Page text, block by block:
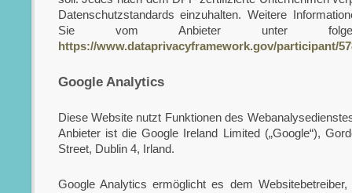
Datenschutzstandards einzuhalten. Weitere
Sie vom Anbieter unter
https://www.dataprivacyframework.gov/participant/
Google Analytics
Diese Website nutzt Funktionen des
Anbieter ist die Google Ireland Limited („Google“),
Street, Dublin 4, Irland.
Google Analytics ermöglicht es dem